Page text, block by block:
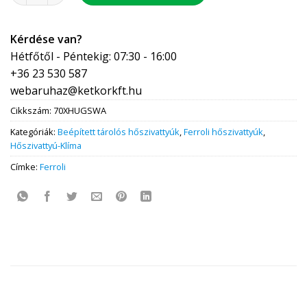
Kérdése van?
Hétfőtől - Péntekig: 07:30 - 16:00
+36 23 530 587
webaruhaz@ketkorkft.hu
Cikkszám: 70XHUGSWA
Kategóriák: Beépített tárolós hőszivattyúk,Ferroli hőszivattyúk,
Hőszivattyú-Klíma
Címke: Ferroli